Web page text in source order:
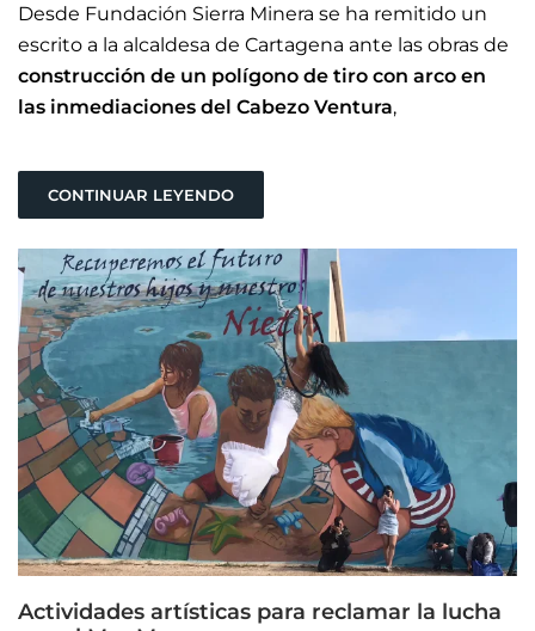
Desde Fundación Sierra Minera se ha remitido un
escrito a la alcaldesa de Cartagena ante las obras de
construcción de un polígono de tiro con arco en
las inmediaciones del Cabezo Ventura,
CONTINUAR LEYENDO
Actividades artísticas para reclamar la lucha